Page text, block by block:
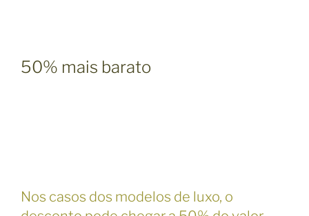
50% mais barato
Nos casos dos modelos de luxo, o